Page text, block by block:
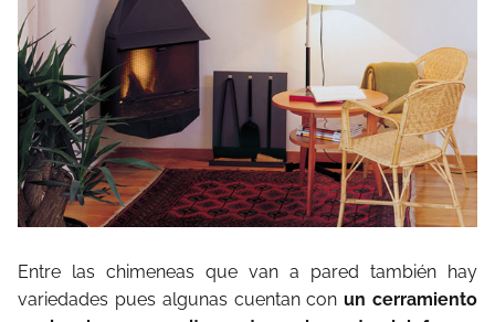
Entre las chimeneas que van a pared también hay
variedades pues algunas cuentan conun cerramiento